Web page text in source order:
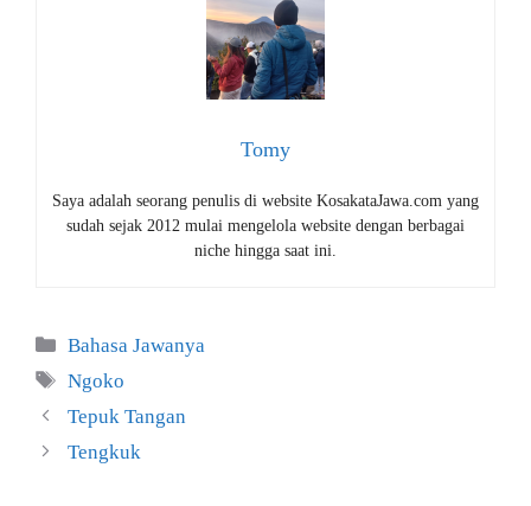
Tomy
Saya adalah seorang penulis di website KosakataJawa.com yang
sudah sejak 2012 mulai mengelola website dengan berbagai
niche hingga saat ini.
Kategori
Bahasa Jawanya
Tag
Ngoko
Tepuk Tangan
Tengkuk